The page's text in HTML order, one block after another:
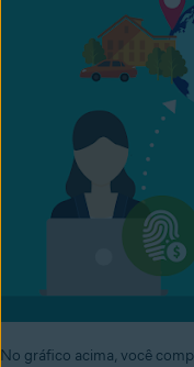
No gráfico acima, você